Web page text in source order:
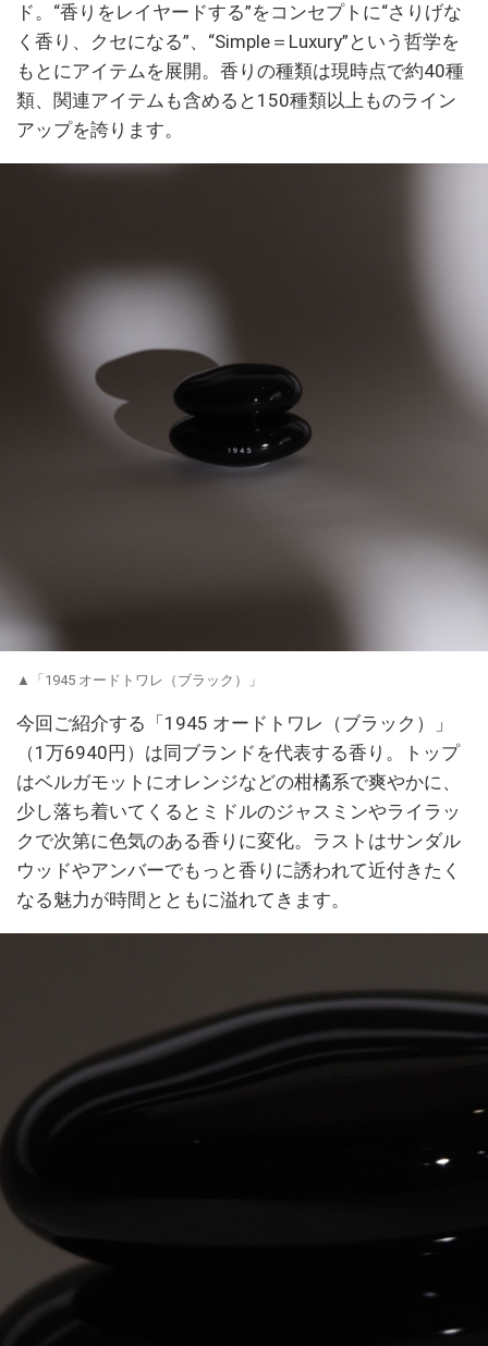
ド。“香りをレイヤードする”をコンセプトに“さりげな
く香り、クセになる”、“Simple＝Luxury”という哲学を
もとにアイテムを展開。香りの種類は現時点で約40種
類、関連アイテムも含めると150種類以上ものライン
アップを誇ります。
▲「1945 オードトワレ（ブラック）」
今回ご紹介する「1945 オードトワレ（ブラック）」
（1万6940円）は同ブランドを代表する香り。トップ
はベルガモットにオレンジなどの柑橘系で爽やかに、
少し落ち着いてくるとミドルのジャスミンやライラッ
クで次第に色気のある香りに変化。ラストはサンダル
ウッドやアンバーでもっと香りに誘われて近付きたく
なる魅力が時間とともに溢れてきます。